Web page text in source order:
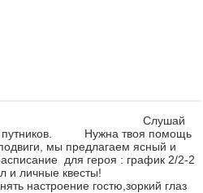
официанты. Слушай
путников. Нужна твоя помощь
мы предлагаем ясный и
героя : график 2/2-2
сил и личные квесты!
гостю,зоркий глаз